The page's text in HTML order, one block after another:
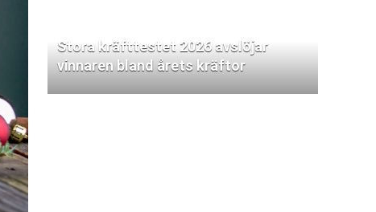
Stora kräfttestet 2026 avslöjar
vinnaren bland årets kräftor